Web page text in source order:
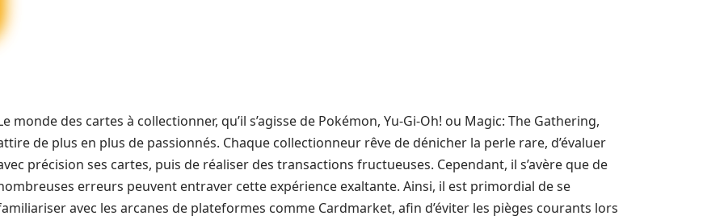
monde des cartes à collectionner, qu’il s’agisse de Pokémon, Yu-Gi-Oh! ou Magic: The Gathering,
de plus en plus de passionnés. Chaque collectionneur rêve de dénicher la perle rare, d’évaluer
précision ses cartes, puis de réaliser des transactions fructueuses. Cependant, il s’avère que de
erreurs peuvent entraver cette expérience exaltante. Ainsi, il est primordial de se
avec les arcanes de plateformes comme Cardmarket, afin d’éviter les pièges courants lors